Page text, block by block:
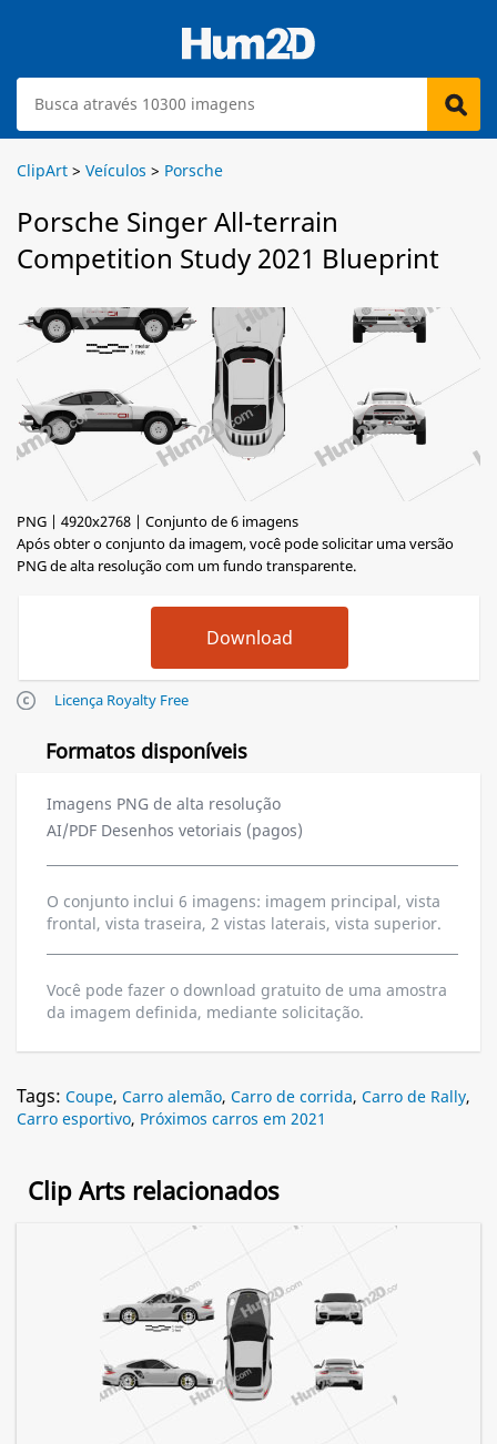
ClipArt > Veículos > Porsche
Porsche Singer All-terrain
Competition Study 2021 Blueprint
PNG | 4920x2768 | Conjunto de 6 imagens
Após obter o conjunto da imagem, você pode solicitar uma versão
PNG de alta resolução com um fundo transparente.
Licença Royalty Free
Formatos disponíveis
Imagens PNG de alta resolução
AI/PDF Desenhos vetoriais (pagos)
O conjunto inclui 6 imagens: imagem principal, vista
frontal, vista traseira, 2 vistas laterais, vista superior.
Você pode fazer o download gratuito de uma amostra
da imagem definida, mediante solicitação.
Tags: Coupe, Carro alemão, Carro de corrida, Carro de Rally,
Carro esportivo, Próximos carros em 2021
Clip Arts relacionados